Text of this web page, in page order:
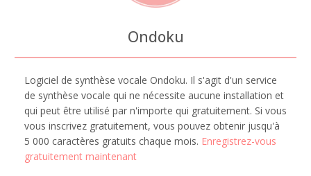
Ondoku
Logiciel de synthèse vocale Ondoku. Il s'agit d'un service
de synthèse vocale qui ne nécessite aucune installation et
qui peut être utilisé par n'importe qui gratuitement. Si vous
vous inscrivez gratuitement, vous pouvez obtenir jusqu'à
5 000 caractères gratuits chaque mois. Enregistrez-vous
gratuitement maintenant